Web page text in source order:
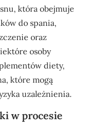
która obejmuje
do spania,
oraz
osoby
diety,
które mogą
uzależnienia.
w procesie